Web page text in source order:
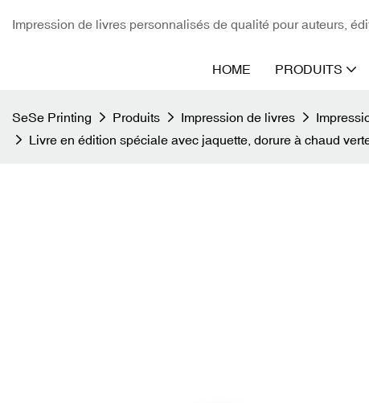
Impression de livres personnalisés de qualité pour auteurs,
HOME PRODUITS
SeSe Printing Produits Impression de livres
Livre en édition spéciale avec jaquette, dorure à chaud